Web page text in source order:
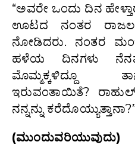
“ಅವರೇ ಒಂದು ದಿನ
ಊಟದ ನಂತರ
ನೋಡಿದರು. ನಂತರ
ಹಳೆಯ ದಿನಗಳು
ಮೊಮ್ಮಕ್ಕಳಿದ್ದೂ
ಇರುವಂತಾಯಿತೆ?
ನನ್ನನ್ನು
(ಮುಂದುವರಿಯುವುದು)